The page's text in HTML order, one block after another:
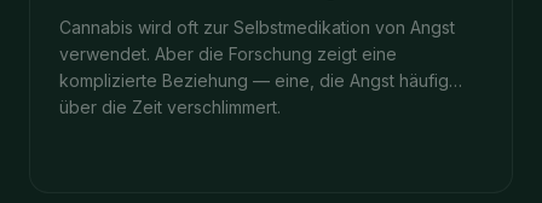
Cannabis wird oft zur Selbstmedikation von Angst
verwendet. Aber die Forschung zeigt eine
komplizierte Beziehung — eine, die Angst häufig
über die Zeit verschlimmert.